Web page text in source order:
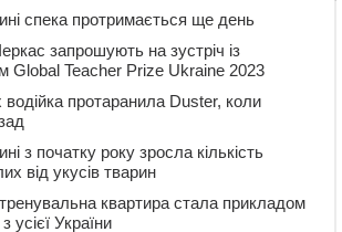
спека протримається ще день
запрошують на зустріч із
Global Teacher Prize Ukraine 2023
протаранила Duster, коли
з початку року зросла кількість
від укусів тварин
квартира стала прикладом
усієї України